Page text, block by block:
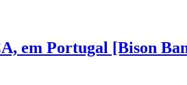
em Portugal [Bison